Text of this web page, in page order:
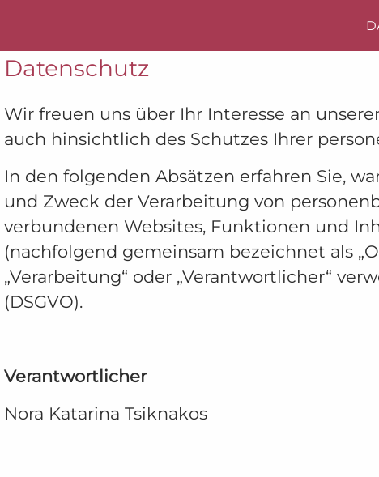
Datenschutz
Wir freuen uns über Ihr Interesse an
auch hinsichtlich des Schutzes Ihrer
In den folgenden Absätzen erfahren Sie,
und Zweck der Verarbeitung von
verbundenen Websites, Funktionen und
(nachfolgend gemeinsam bezeichnet als
„Verarbeitung“ oder „Verantwortlicher“
(DSGVO).
Verantwortlicher
Nora Katarina Tsiknakos